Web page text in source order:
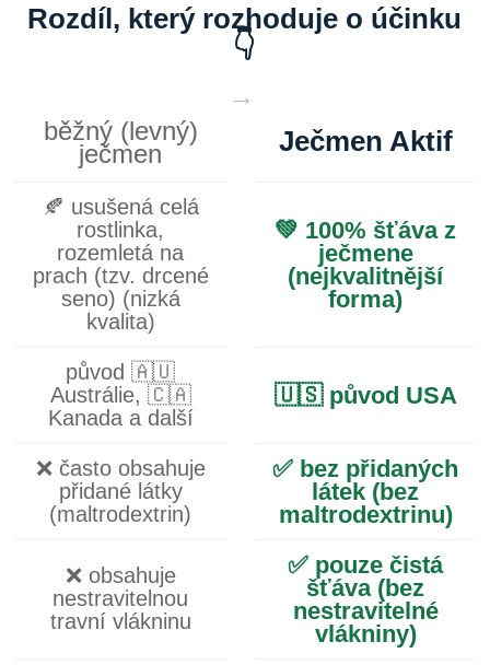
Rozdíl, který rozhoduje o účinku
👇
→
běžný (levný)
ječmen Ječmen Aktif
🍂 usušená celá
rostlinka,
rozemletá na
prach (tzv. drcené
seno) (nizká
kvalita)
💚 100% šťáva z
ječmene
(nejkvalitnější
forma)
původ 🇦🇺
Austrálie, 🇨🇦
Kanada a další
🇺🇸 původ USA
❌ často obsahuje
přidané látky
(maltrodextrin)
✅ bez přidaných
látek (bez
maltrodextrinu)
❌ obsahuje
nestravitelnou
travní vlákninu
✅ pouze čistá
šťáva (bez
nestravitelné
vlákniny)